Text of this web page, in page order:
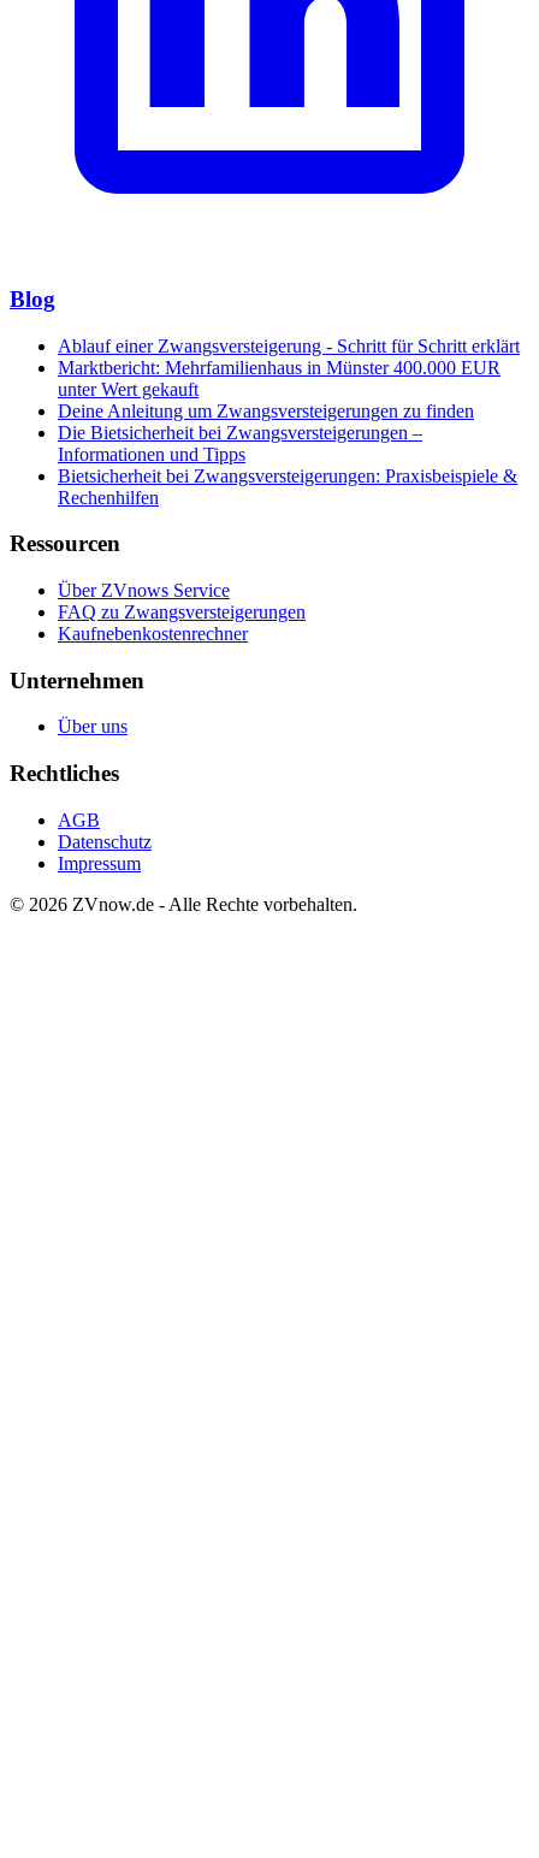
Blog
Ablauf einer Zwangsversteigerung - Schritt für Schritt erklärt
Marktbericht: Mehrfamilienhaus in Münster 400.000 EUR
unter Wert gekauft
Deine Anleitung um Zwangsversteigerungen zu finden
Die Bietsicherheit bei Zwangsversteigerungen –
Informationen und Tipps
Bietsicherheit bei Zwangsversteigerungen: Praxisbeispiele &
Rechenhilfen
Ressourcen
Über ZVnows Service
FAQ zu Zwangsversteigerungen
Kaufnebenkostenrechner
Unternehmen
Über uns
Rechtliches
AGB
Datenschutz
Impressum
© 2026 ZVnow.de - Alle Rechte vorbehalten.